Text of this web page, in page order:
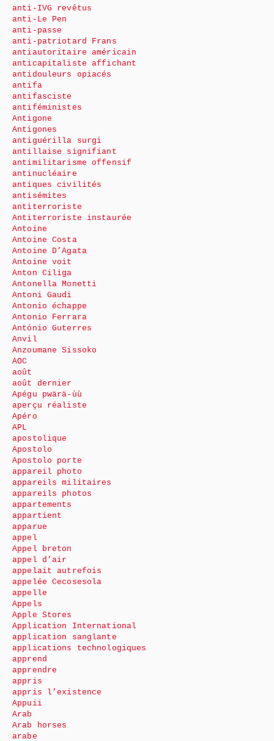
anti-IVG revêtus
anti-Le Pen
anti-passe
anti-patriotard Frans
antiautoritaire américain
anticapitaliste affichant
antidouleurs opiacés
antifa
antifasciste
antiféministes
Antigone
Antigones
antiguérilla surgi
antillaise signifiant
antimilitarisme offensif
antinucléaire
antiques civilités
antisémites
antiterroriste
Antiterroriste instaurée
Antoine
Antoine Costa
Antoine D’Agata
Antoine voit
Anton Ciliga
Antonella Monetti
Antoni Gaudi
Antonio échappe
Antonio Ferrara
António Guterres
Anvil
Anzoumane Sissoko
AOC
août
août dernier
Apégu pwärä-ùù
aperçu réaliste
Apéro
APL
apostolique
Apostolo
Apostolo porte
appareil photo
appareils militaires
appareils photos
appartements
appartient
apparue
appel
Appel breton
appel d’air
appelait autrefois
appelée Cecosesola
appelle
Appels
Apple Stores
Application International
application sanglante
applications technologiques
apprend
apprendre
appris
appris l’existence
Appuii
Arab
Arab horses
arabe